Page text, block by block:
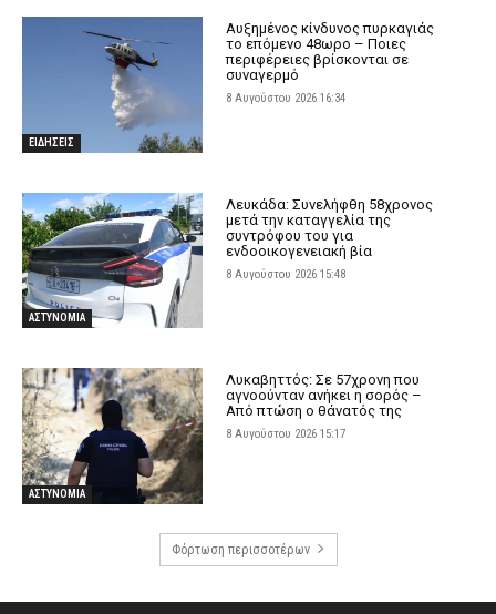
ΕΙΔΗΣΕΙΣ
Αυξημένος κίνδυνος πυρκαγιάς
το επόμενο 48ωρο – Ποιες
περιφέρειες βρίσκονται σε
συναγερμό
8 Αυγούστου 2026 16:34
ΑΣΤΥΝΟΜΙΑ
Λευκάδα: Συνελήφθη 58χρονος
μετά την καταγγελία της
συντρόφου του για
ενδοοικογενειακή βία
8 Αυγούστου 2026 15:48
ΑΣΤΥΝΟΜΙΑ
Λυκαβηττός: Σε 57χρονη που
αγνοούνταν ανήκει η σορός –
Από πτώση ο θάνατός της
8 Αυγούστου 2026 15:17
Φόρτωση περισσοτέρων